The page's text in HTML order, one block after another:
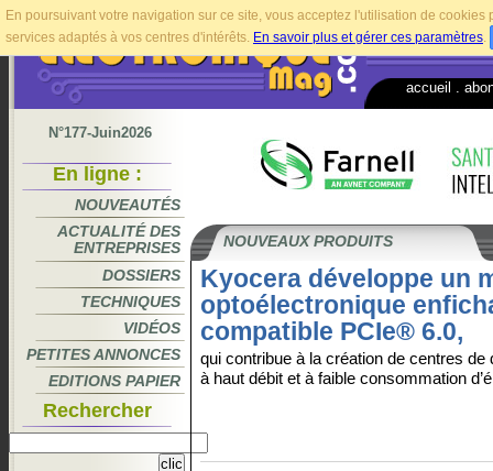
En poursuivant votre navigation sur ce site, vous acceptez l'utilisation de
services adaptés à vos centres d'intérêts. En savoir plus et gérer ces paramètres.
accueil
N°177-Juin2026
En ligne :
NOUVEAUTÉS
ACTUALITÉ DES
ENTREPRISES
DOSSIERS
TECHNIQUES
VIDÉOS
PETITES ANNONCES
EDITIONS PAPIER
Rechercher
NOUVEAUX PRODUITS
Kyocera développe un
optoélectronique
compatible PCIe® 6.0,
qui contribue à la création de centres de
à haut débit et à faible consommation